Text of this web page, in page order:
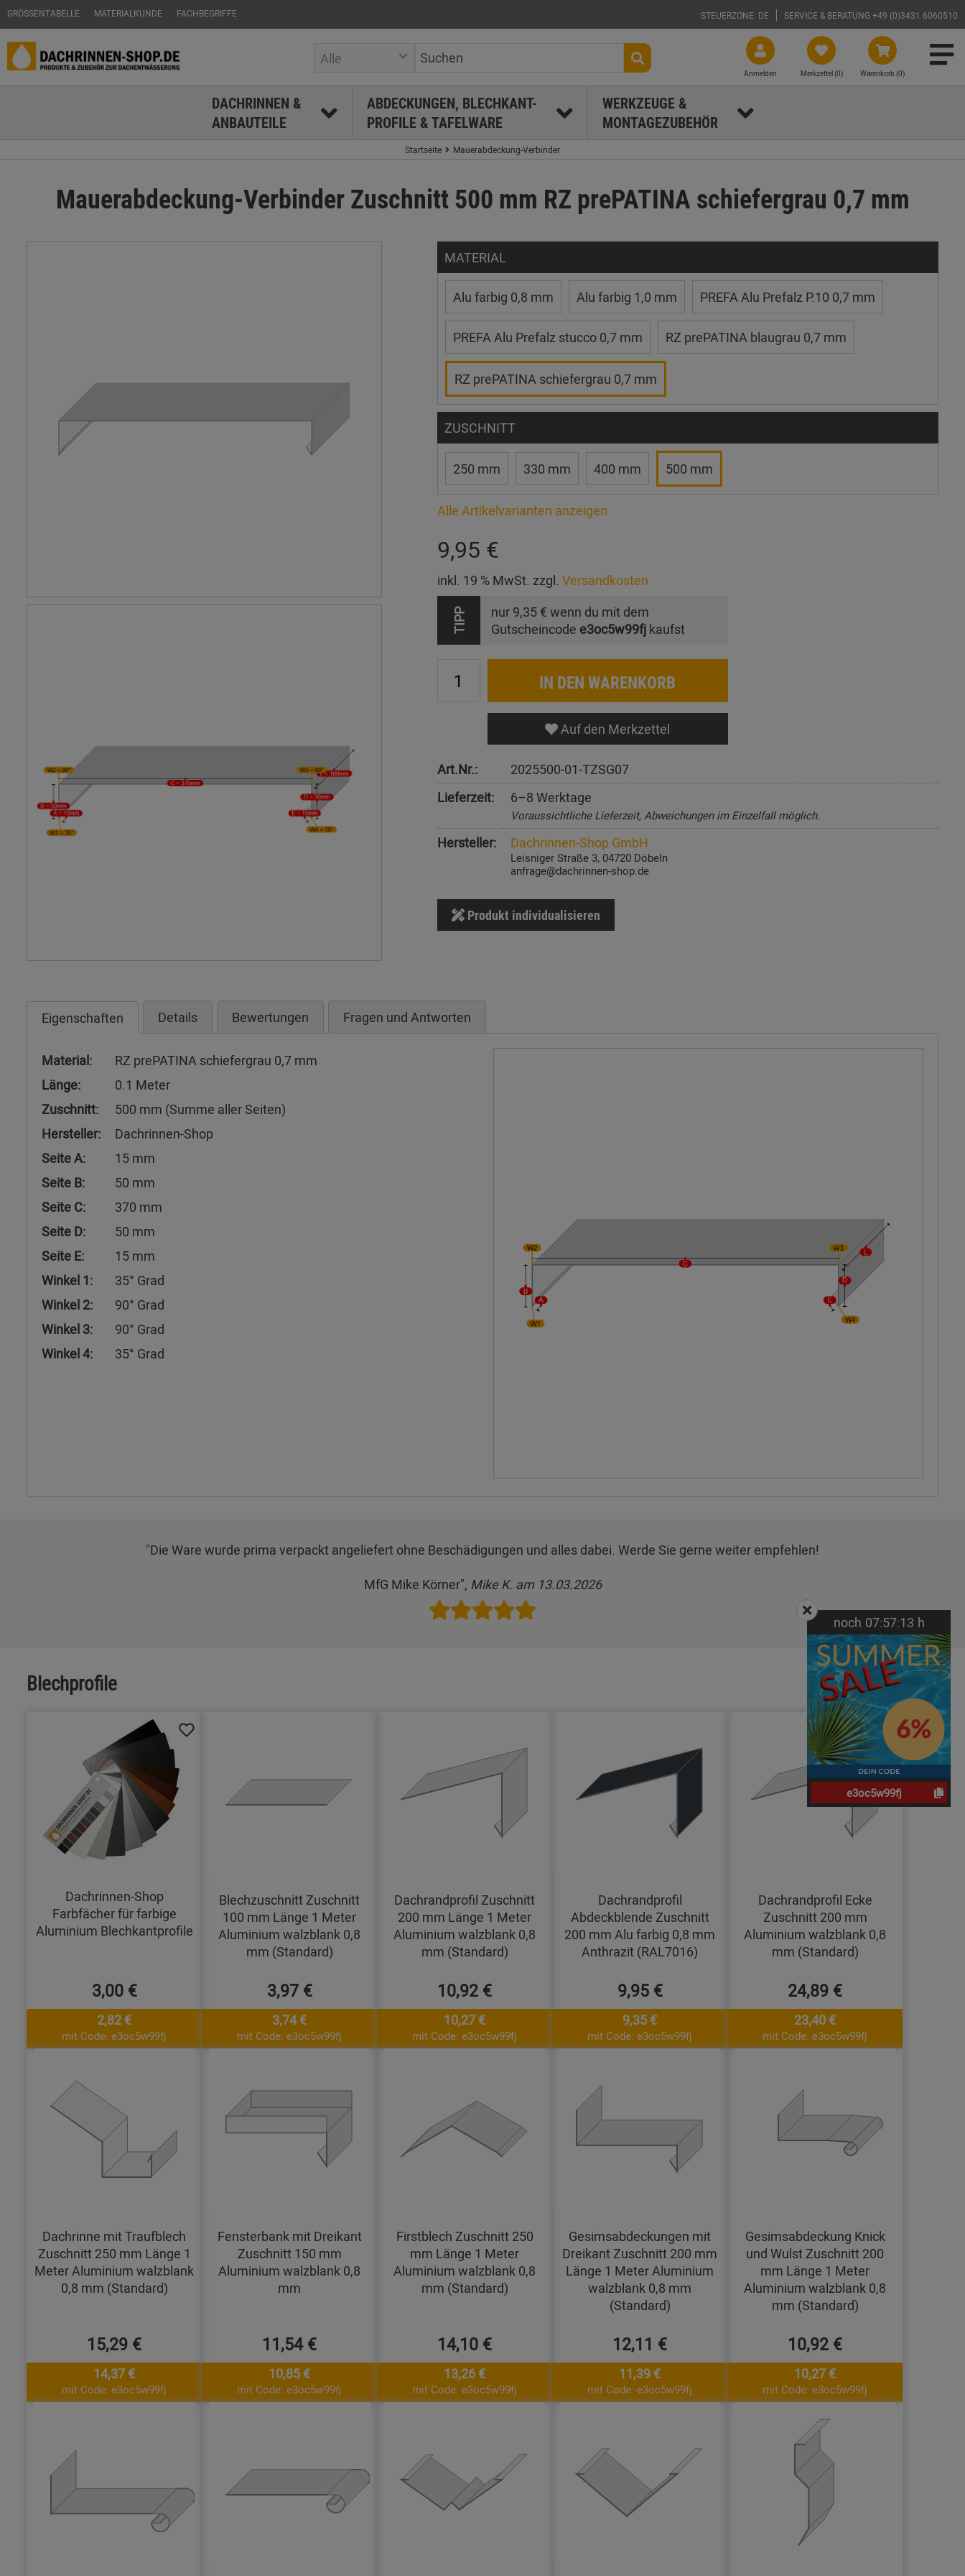
GRÖSSENTABELLE MATERIALKUNDE FACHBEGRIFFE STEUERZONE: DE SERVICE & BERATUNG +49 (0)3431 6060510
Warenkorb (0)
Merkzettel (0)
Anmelden
Alle
DACHRINNEN &
ANBAUTEILE
ABDECKUNGEN, BLECHKANT-
PROFILE & TAFELWARE
WERKZEUGE &
MONTAGEZUBEHÖR
Startseite Mauerabdeckung-Verbinder
Mauerabdeckung-Verbinder Zuschnitt 500 mm RZ prePATINA schiefergrau 0,7 mm
MATERIAL
Alu farbig 0,8 mm Alu farbig 1,0 mm PREFA Alu Prefalz P.10 0,7 mm
PREFA Alu Prefalz stucco 0,7 mm RZ prePATINA blaugrau 0,7 mm
RZ prePATINA schiefergrau 0,7 mm
ZUSCHNITT
250 mm 330 mm 400 mm 500 mm
Alle Artikelvarianten anzeigen
9,95 €
inkl. 19 % MwSt. zzgl. Versandkosten
TIPP nur 9,35 € wenn du mit dem
Gutscheincode e3oc5w99fjkaufst
IN DEN WARENKORB
Auf den Merkzettel
Art.Nr.:
2025500-01-TZSG07
Lieferzeit:
6–8 Werktage
Voraussichtliche Lieferzeit, Abweichungen im Einzelfall möglich.
Hersteller: Dachrinnen-Shop GmbH
Leisniger Straße 3, 04720 Döbeln
anfrage@dachrinnen-shop.de
Produkt individualisieren
Eigenschaften Details Bewertungen Fragen und Antworten
Material:
RZ prePATINA schiefergrau 0,7 mm
Länge:
0.1 Meter
Zuschnitt:
500 mm (Summe aller Seiten)
Hersteller:
Dachrinnen-Shop
Seite A:
15 mm
Seite B:
50 mm
Seite C:
370 mm
Seite D:
50 mm
Seite E:
15 mm
Winkel 1:
35° Grad
Winkel 2:
90° Grad
Winkel 3:
90° Grad
Winkel 4:
35° Grad
"Die Ware wurde prima verpackt angeliefert ohne Beschädigungen und alles dabei. Werde Sie gerne weiter empfehlen!
MfG Mike Körner", Mike K. am 13.03.2026
Blechprofile
Dachrinnen-Shop
Farbfächer für farbige
Aluminium Blechkantprofile
3,00 €
2,82 €
mit Code: e3oc5w99fj
Blechzuschnitt Zuschnitt
100 mm Länge 1 Meter
Aluminium walzblank 0,8
mm (Standard)
3,97 €
3,74 €
mit Code: e3oc5w99fj
Dachrandprofil Zuschnitt
200 mm Länge 1 Meter
Aluminium walzblank 0,8
mm (Standard)
10,92 €
10,27 €
mit Code: e3oc5w99fj
Dachrandprofil
Abdeckblende Zuschnitt
200 mm Alu farbig 0,8 mm
Anthrazit (RAL7016)
9,95 €
9,35 €
mit Code: e3oc5w99fj
Dachrandprofil Ecke
Zuschnitt 200 mm
Aluminium walzblank 0,8
mm (Standard)
24,89 €
23,40 €
mit Code: e3oc5w99fj
Dachrinne mit Traufblech
Zuschnitt 250 mm Länge 1
Meter Aluminium walzblank
0,8 mm (Standard)
15,29 €
14,37 €
mit Code: e3oc5w99fj
Fensterbank mit Dreikant
Zuschnitt 150 mm
Aluminium walzblank 0,8
mm
11,54 €
10,85 €
mit Code: e3oc5w99fj
Firstblech Zuschnitt 250
mm Länge 1 Meter
Aluminium walzblank 0,8
mm (Standard)
14,10 €
13,26 €
mit Code: e3oc5w99fj
Gesimsabdeckungen mit
Dreikant Zuschnitt 200 mm
Länge 1 Meter Aluminium
walzblank 0,8 mm
(Standard)
12,11 €
11,39 €
mit Code: e3oc5w99fj
Gesimsabdeckung Knick
und Wulst Zuschnitt 200
mm Länge 1 Meter
Aluminium walzblank 0,8
mm (Standard)
10,92 €
10,27 €
mit Code: e3oc5w99fj
noch 07:57:12 h
e3oc5w99fj